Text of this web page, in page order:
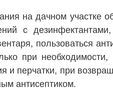
на дачном участке
с дезинфектантами,
пользоваться
при
и перчатки, при
антисептиком.